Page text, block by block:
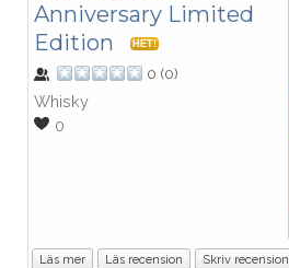
Anniversary Limited
Edition
HET!
0 (0)
Whisky
0
Läs mer Läs recension Skriv recension